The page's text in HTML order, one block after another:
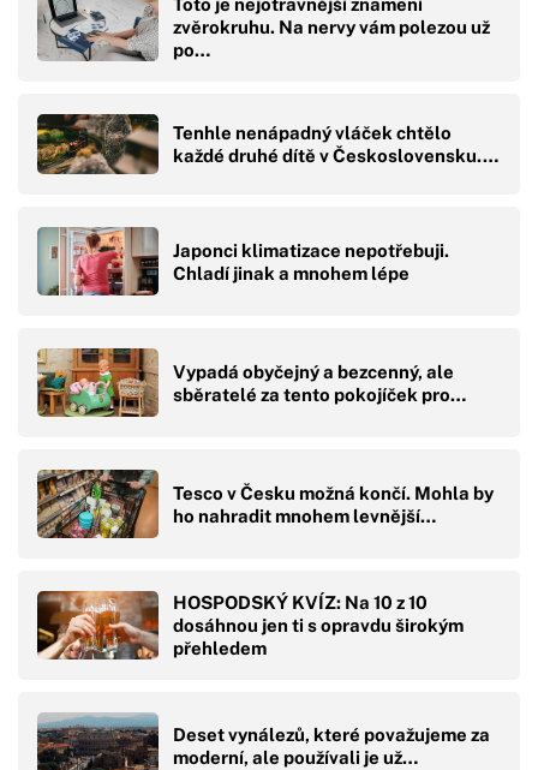
zvěrokruhu. Na nervy vám polezou už
po…
Tenhle nenápadný vláček chtělo
každé druhé dítě v Československu.…
Japonci klimatizace nepotřebuji.
Chladí jinak a mnohem lépe
Vypadá obyčejný a bezcenný, ale
sběratelé za tento pokojíček pro…
Tesco v Česku možná končí. Mohla by
ho nahradit mnohem levnější…
HOSPODSKÝ KVÍZ: Na 10 z 10
dosáhnou jen ti s opravdu širokým
přehledem
Deset vynálezů, které považujeme za
moderní, ale používali je už…